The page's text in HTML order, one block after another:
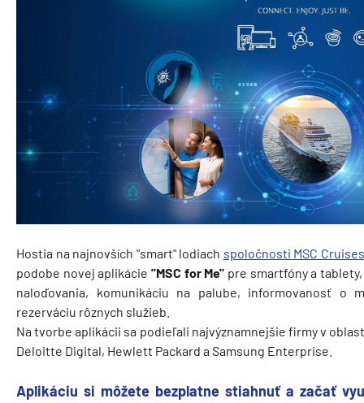
Hostia na najnovších "smart" lodiach spoločnosti MSC Cruises
podobe novej aplikácie "MSC for Me" pre smartfóny a
naloďovania, komunikáciu na palube, informovanosť o
rezerváciu rôznych služieb.
Na tvorbe aplikácii sa podieľali najvýznamnejšie firmy v
Deloitte Digital, Hewlett Packard a Samsung Enterprise.
Aplikáciu si môžete bezplatne stiahnuť a začať